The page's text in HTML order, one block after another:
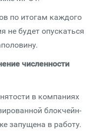
по итогам каждого
не будет опускаться
численности
в компаниях
блокчейн-
запущена в работу.